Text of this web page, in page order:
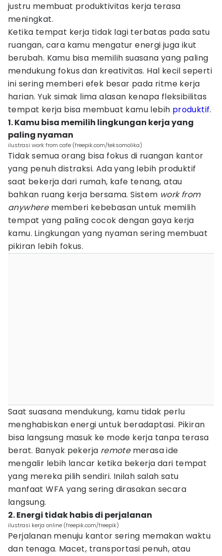
justru membuat produktivitas kerja terasa
meningkat.
Ketika tempat kerja tidak lagi terbatas pada satu
ruangan, cara kamu mengatur energi juga ikut
berubah. Kamu bisa memilih suasana yang paling
mendukung fokus dan kreativitas. Hal kecil seperti
ini sering memberi efek besar pada ritme kerja
harian. Yuk simak lima alasan kenapa fleksibilitas
tempat kerja bisa membuat kamu lebih produktif.
1. Kamu bisa memilih lingkungan kerja yang
paling nyaman
ilustrasi work from cafe (freepik.com/teksomolika)
Tidak semua orang bisa fokus di ruangan kantor
yang penuh distraksi. Ada yang lebih produktif
saat bekerja dari rumah, kafe tenang, atau
bahkan ruang kerja bersama. Sistem work from
anywherememberi kebebasan untuk memilih
tempat yang paling cocok dengan gaya kerja
kamu. Lingkungan yang nyaman sering membuat
pikiran lebih fokus.
Saat suasana mendukung, kamu tidak perlu
menghabiskan energi untuk beradaptasi. Pikiran
bisa langsung masuk ke mode kerja tanpa terasa
berat. Banyak pekerja remotemerasa ide
mengalir lebih lancar ketika bekerja dari tempat
yang mereka pilih sendiri. Inilah salah satu
manfaat WFA yang sering dirasakan secara
langsung.
2. Energi tidak habis di perjalanan
ilustrasi kerja online (freepik.com/freepik)
Perjalanan menuju kantor sering memakan waktu
dan tenaga. Macet, transportasi penuh, atau